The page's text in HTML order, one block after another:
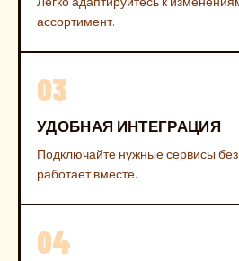
ассортимент.
03
УДОБНАЯ ИНТЕГРАЦИЯ
Подключайте нужные сервисы
работает вместе.
04